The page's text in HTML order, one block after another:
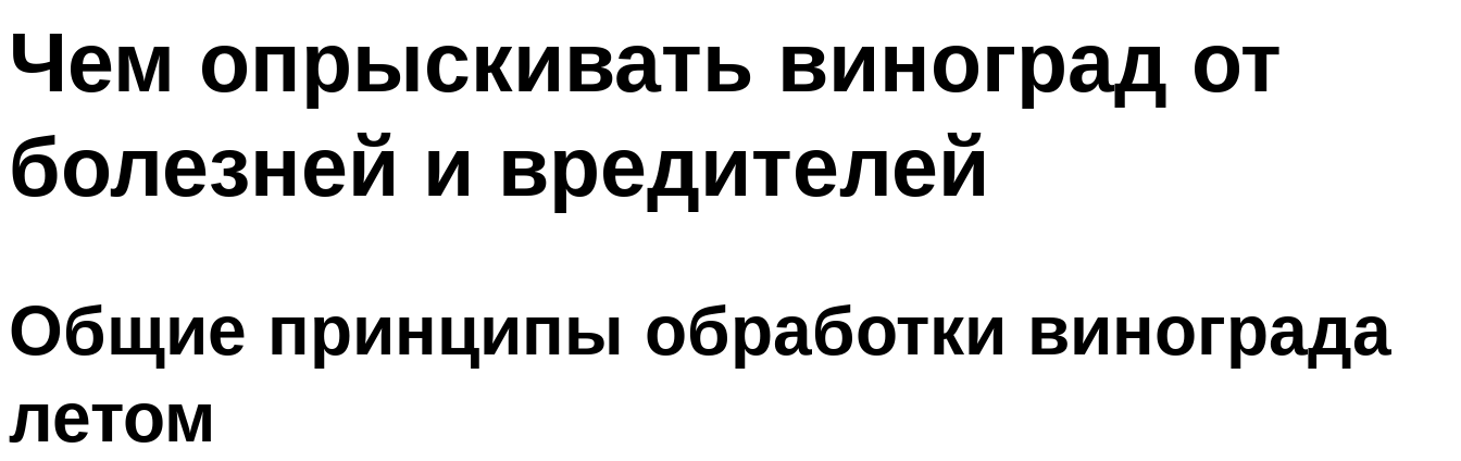
Чем опрыскивать виноград от
болезней и вредителей
Общие принципы обработки винограда
летом